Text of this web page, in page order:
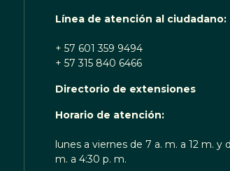
Línea de atención al ciudadano:
+ 57 601 359 9494
+ 57 315 840 6466
Directorio de extensiones
Horario de atención:
lunes a viernes de 7 a. m. a 12 m. y
m. a 4:30 p. m.